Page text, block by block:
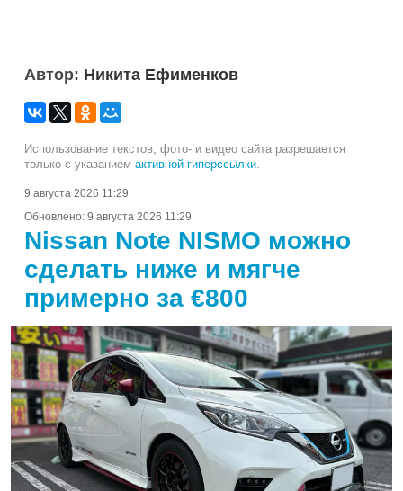
Автор: Никита Ефименков
Использование текстов, фото- и видео сайта разрешается
только с указанием активной гиперссылки
9 августа 2026 11:29
Обновлено: 9 августа 2026 11:29
Nissan Note NISMO можно
сделать ниже и мягче
примерно за €800